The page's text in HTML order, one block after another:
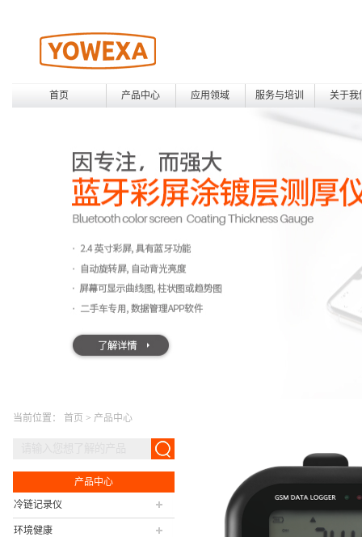
首页 产品中心 应用领域 服务与培训 关于我
当前位置： 首页 > 产品中心
产品中心
冷链记录仪
环境健康